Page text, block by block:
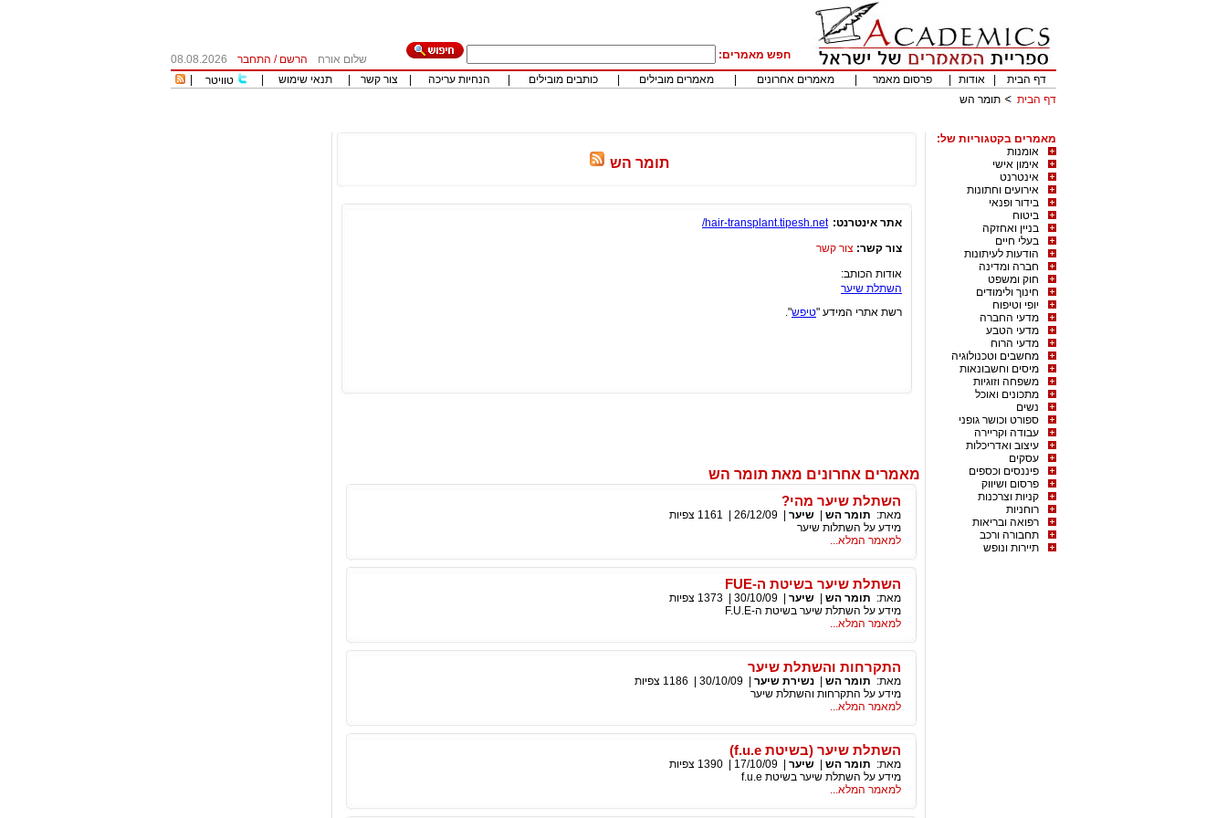
חפש מאמרים: שלום אורח הרשם / התחבר
08.08.2026
דף הבית
אודות פרסום מאמר מאמרים אחרונים מאמרים מובילים כותבים מובילים הנחיות עריכה צור קשר תנאי שימוש טוויטר
דף הבית
תומר הש
מאמרים בקטגוריות של:
אומנות
אימון אישי
אינטרנט
אירועים וחתונות
בידור ופנאי
ביטוח
בניין ואחזקה
בעלי חיים
הודעות לעיתונות
חברה ומדינה
חוק ומשפט
חינוך ולימודים
יופי וטיפוח
מדעי החברה
מדעי הטבע
מדעי הרוח
מחשבים וטכנולוגיה
מיסים וחשבונאות
משפחה וזוגיות
מתכונים ואוכל
נשים
ספורט וכושר גופני
עבודה וקריירה
עיצוב ואדריכלות
עסקים
פיננסים וכספים
פרסום ושיווק
קניות וצרכנות
רוחניות
רפואה ובריאות
תחבורה ורכב
תיירות ונופש
תומר הש
אתר אינטרנט: hair-transplant.tipesh.net/
צור קשר: צור קשר
אודות הכותב:
השתלת שיער
רשת אתרי המידע "טיפש".
מאמרים אחרונים מאת תומר הש
השתלת שיער מהי?
מאת: תומר הש שיער 26/12/09
1161 צפיות
מידע על השתלות שיער
למאמר המלא...
השתלת שיער בשיטת ה-FUE
מאת: תומר הש שיער 30/10/09
1373 צפיות
מידע על השתלת שיער בשיטת ה-F.U.E
למאמר המלא...
התקרחות והשתלת שיער
מאת: תומר הש נשירת שיער 30/10/09
1186 צפיות
מידע על התקרחות והשתלת שיער
למאמר המלא...
השתלת שיער (בשיטת f.u.e)
מאת: תומר הש שיער 17/10/09
1390 צפיות
מידע על השתלת שיער בשיטת f.u.e
למאמר המלא...